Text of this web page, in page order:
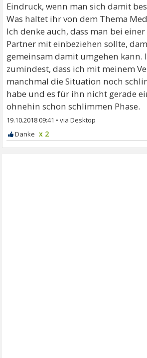
Eindruck, wenn man sich damit
Was haltet ihr von dem Thema
Ich denke auch, dass man bei
Partner mit einbeziehen sollte,
gemeinsam damit umgehen kann.
zumindest, dass ich mit meinem
manchmal die Situation noch
habe und es für ihn nicht gerade
ohnehin schon schlimmen Phase.
19.10.2018 09:41 •
x 2